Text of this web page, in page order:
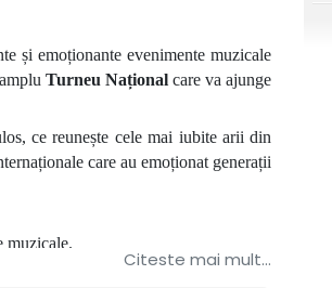
și emoționante evenimente muzicale
Turneu Național care va ajunge
ce reunește cele mai iubite arii din
care au emoționat generații
muzicale.
Citeste mai mult...